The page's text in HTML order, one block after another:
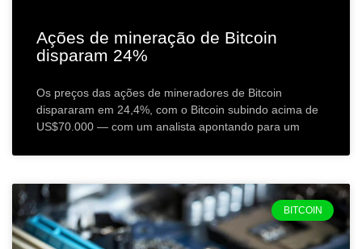
Ações de mineração de Bitcoin
disparam 24%
Os preços das ações de mineradores de Bitcoin
dispararam em 24,4%, com o Bitcoin subindo acima de
US$70.000 — com um analista apontando para um
BITCOIN